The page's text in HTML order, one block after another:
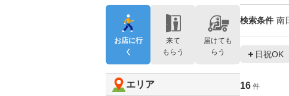
検索条件 南
日祝OK
16 件
お店に行
く
来て
もらう
届けても
らう
エリア